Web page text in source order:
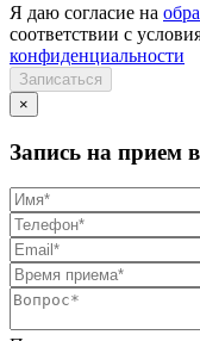
Я даю согласие на
соответствии с
конфиденциальности
×
Запись на прием